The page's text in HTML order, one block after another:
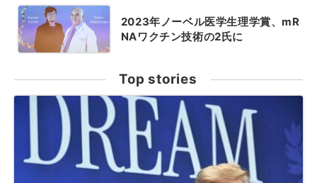
2023年ノーベル医学生理学賞、mR
NAワクチン技術の2氏に
Top stories